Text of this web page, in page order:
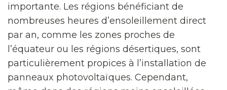
importante. Les régions bénéficiant de
nombreuses heures d’ensoleillement direct
par an, comme les zones proches de
l’équateur ou les régions désertiques, sont
particulièrement propices à l’installation de
panneaux photovoltaïques. Cependant,